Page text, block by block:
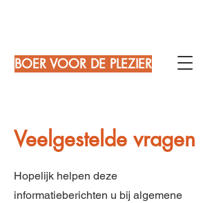
BOER VOOR DE PLEZIER
Veelgestelde vragen
Hopelijk helpen deze
informatieberichten u bij algemene